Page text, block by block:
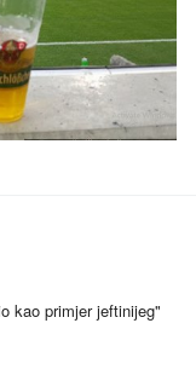
kao primjer jeftinijeg"